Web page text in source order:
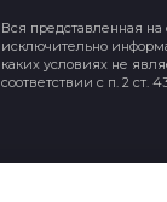
Вся представленная
исключительно
каких условиях не
соответствии с п. 2 ст.